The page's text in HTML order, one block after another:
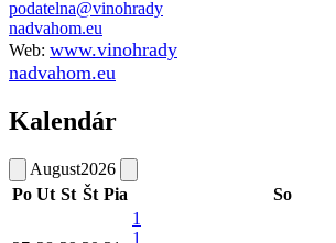
podatelna@vinohrady
nadvahom.eu
Web: www.vinohrady
nadvahom.eu
Kalendár
August2026
Po Ut St Št Pia So
1
1